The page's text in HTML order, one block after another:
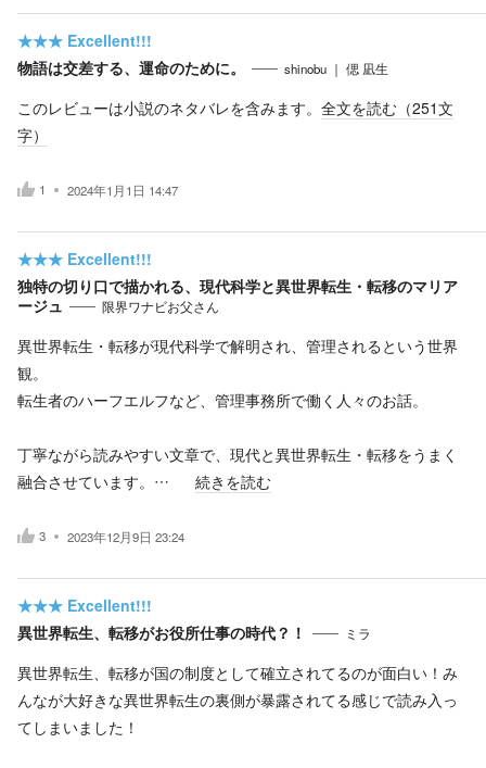
★★★ Excellent!!!
物語は交差する、運命のために。
shinobu ｜ 偲 凪生
このレビューは小説のネタバレを含みます。 全文を読む（251文
字）
1 2024年1月1日 14:47
★★★ Excellent!!!
独特の切り口で描かれる、現代科学と異世界転生・転移のマリア
ージュ
限界ワナビお父さん
異世界転生・転移が現代科学で解明され、管理されるという世界
観。
転生者のハーフエルフなど、管理事務所で働く人々のお話。
丁寧ながら読みやすい文章で、現代と異世界転生・転移をうまく
融合させています。…
続きを読む
3 2023年12月9日 23:24
★★★ Excellent!!!
異世界転生、転移がお役所仕事の時代？！
ミラ
異世界転生、転移が国の制度として確立されてるのが面白い！み
んなが大好きな異世界転生の裏側が暴露されてる感じで読み入っ
てしまいました！